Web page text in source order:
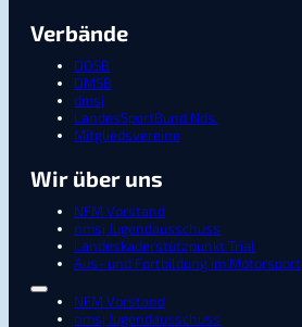
Verbände
DOSB
DMSB
dmsj
LandesSportBund Nds.
Mitgliedsvereine
Wir über uns
NFM Vorstand
nmsj Jugendausschuss
Landeskaderstützpunkt Trial
Aus- und Fortbildung im Motorsport
NFM Vorstand
nmsj Jugendausschuss